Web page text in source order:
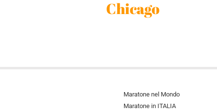
Chicago
Maratone nel Mondo
Maratone in ITALIA